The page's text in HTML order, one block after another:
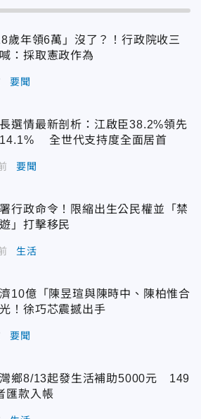
歲年領6萬」沒了？！行政院收三
：採取憲政作為
要聞
選情最新剖析：江啟臣38.2%領先
全世代支持度全面居首
要聞
行政命令！限縮出生公民權並「禁
」打擊移民
生活
10億「陳昱瑄與陳時中、陳柏惟合
！徐巧芯震撼出手
要聞
鄉8/13起發生活補助5000元 149
匯款入帳